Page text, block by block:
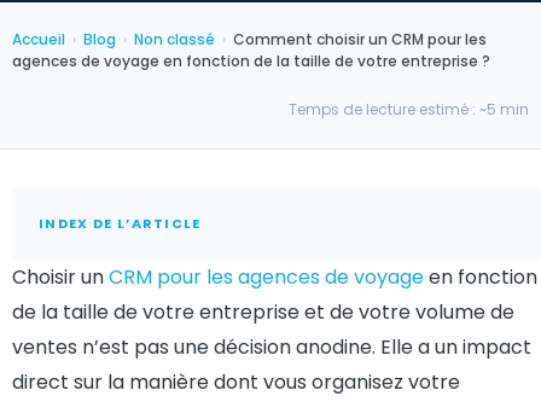
Accueil › Blog › Non classé › Comment choisir un CRM pour les
agences de voyage en fonction de la taille de votre entreprise ?
Temps de lecture estimé : ~5 min
INDEX DE L’ARTICLE
Choisir unCRM pour les agences de voyageen fonction
de la taille de votre entreprise et de votre volume de
ventes n’est pas une décision anodine. Elle a un impact
direct sur la manière dont vous organisez votre